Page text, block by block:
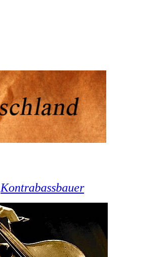
Kontrabassbauer